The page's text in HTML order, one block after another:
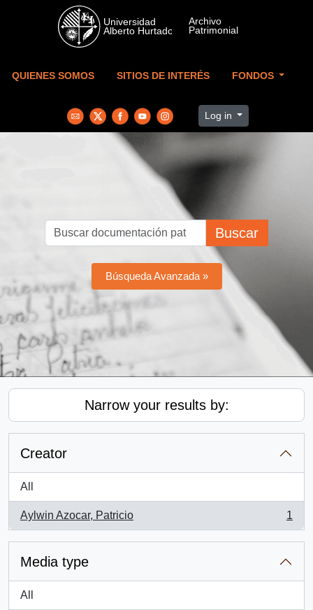
Skip to main content
QUIENES SOMOS SITIOS DE INTERÉS FONDOS
Log in
Buscar
Búsqueda Avanzada »
Narrow your results by:
Creator
All
Aylwin Azocar, Patricio
, 1 results
1
Media type
All